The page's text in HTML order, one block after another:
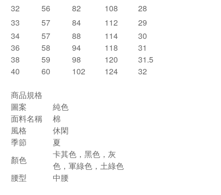
32
56 82 108
28
33
57 84 112
29
34
57 88 114
30
36
58 94 118
31
38
59 98 120
31.5
40
60 102 124 32
商品規格
圖案
純色
面料名稱
棉
風格
休閑
季節
夏
顏色
卡其色，黑色，灰
色，軍綠色，土綠色
腰型
中腰